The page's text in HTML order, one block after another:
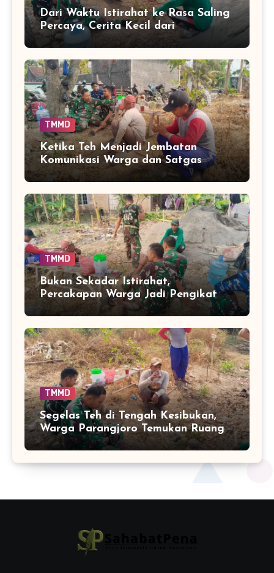
Dari Waktu Istirahat ke Rasa Saling
Percaya, Cerita Kecil dari
Parangjoro
TMMD
Ketika Teh Menjadi Jembatan
Komunikasi Warga dan Satgas
TMMD
TMMD
Bukan Sekadar Istirahat,
Percakapan Warga Jadi Pengikat
TMMD di Parangjoro
TMMD
Segelas Teh di Tengah Kesibukan,
Warga Parangjoro Temukan Ruang
untuk Berbincang